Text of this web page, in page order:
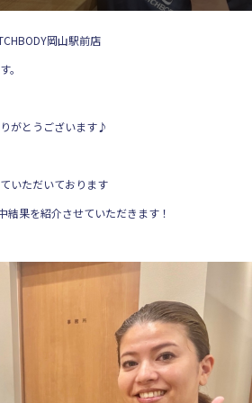
岡山駅前店
。
がとうございます♪
いただいております
果を紹介させていただきます！